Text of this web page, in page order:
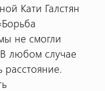
Кати Галстян
не смогли
В любом случае